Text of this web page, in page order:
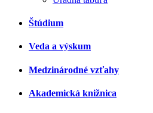
Štúdium
Veda a výskum
Medzinárodné vzťahy
Akademická knižnica